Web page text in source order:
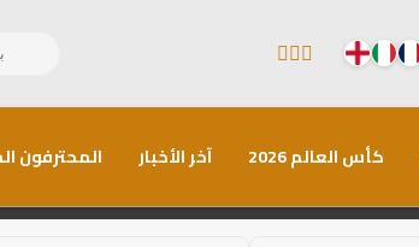
كأس العالم 2026 آخر الأخبار المحترفون